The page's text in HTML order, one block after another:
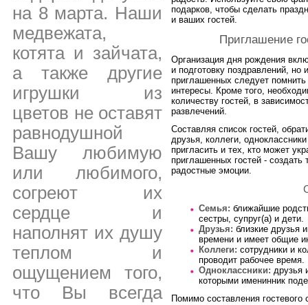
на 8 марта. Наши
медвежата,
котята и зайчата,
а также другие
игрушки из
цветов не оставят
равнодушной
Вашу любимую
или любимого,
согреют их
сердце и
наполнят их душу
теплом и
ощущением того,
что Вы всегда
подарков, чтобы сделать
и ваших гостей.
Приглашение
Организация дня рождения
и подготовку поздравлений, но
приглашенных следует
интересы. Кроме того,
количеству гостей, в
развлечений.
Составляя список гостей,
друзья, коллеги,
пригласить и тех, кто может
приглашенных гостей -
радостные эмоции.
Семья: ближайшие
сестры, супруг(а) и дети.
Друзья: близкие друзья
времени и имеет общие
Коллеги: сотрудники и
проводит рабочее время.
Одноклассники: друзья
которыми именинник
Помимо составления гостевого